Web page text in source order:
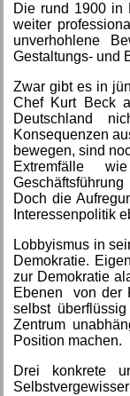
Die rund 1900 in
weiter
unverhohlene
Gestaltungs- und
Zwar gibt es in
Chef Kurt Beck
Deutschland
Konsequenzen
bewegen, sind
Extremfälle
Doch die
Interessenpolitik
Lobbyismus in
Demokratie.
zur Demokratie
Ebenen von der
selbst
Zentrum
Position machen.
Drei konkrete